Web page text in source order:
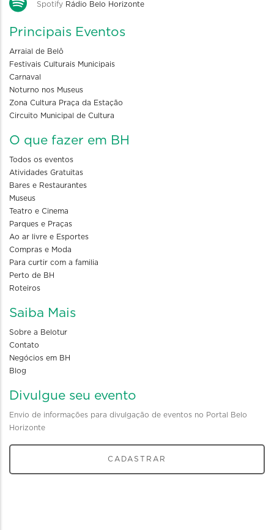
Spotify Rádio Belo Horizonte
Principais Eventos
Arraial de Belô
Festivais Culturais Municipais
Carnaval
Noturno nos Museus
Zona Cultura Praça da Estação
Circuito Municipal de Cultura
O que fazer em BH
Todos os eventos
Atividades Gratuitas
Bares e Restaurantes
Museus
Teatro e Cinema
Parques e Praças
Ao ar livre e Esportes
Compras e Moda
Para curtir com a familia
Perto de BH
Roteiros
Saiba Mais
Sobre a Belotur
Contato
Negócios em BH
Blog
Divulgue seu evento
Envio de informações para divulgação de eventos no Portal Belo
Horizonte
CADASTRAR